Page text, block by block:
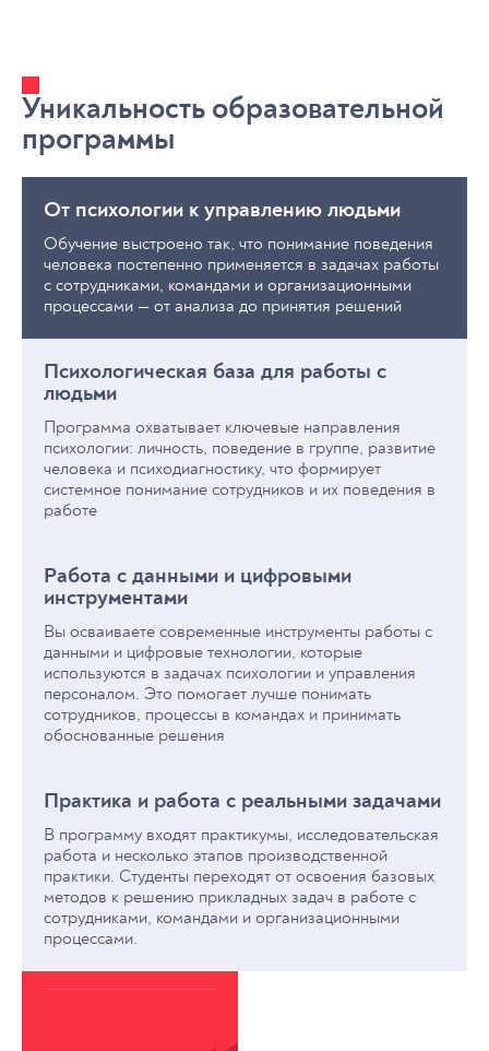
Уникальность образовательной
программы
От психологии к управлению людьми
Обучение выстроено так, что понимание поведения
человека постепенно применяется в задачах работы
с сотрудниками, командами и организационными
процессами — от анализа до принятия решений
Психологическая база для работы с
людьми
Программа охватывает ключевые направления
психологии: личность, поведение в группе, развитие
человека и психодиагностику, что формирует
системное понимание сотрудников и их поведения в
работе
Работа с данными и цифровыми
инструментами
Вы осваиваете современные инструменты работы с
данными и цифровые технологии, которые
используются в задачах психологии и управления
персоналом. Это помогает лучше понимать
сотрудников, процессы в командах и принимать
обоснованные решения
Практика и работа с реальными задачами
В программу входят практикумы, исследовательская
работа и несколько этапов производственной
практики. Студенты переходят от освоения базовых
методов к решению прикладных задач в работе с
сотрудниками, командами и организационными
процессами.